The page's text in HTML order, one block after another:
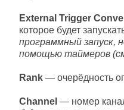
External Trigger
которое будет
программный запуск,
помощью таймеров
Rank — очерёдность
Channel — номер